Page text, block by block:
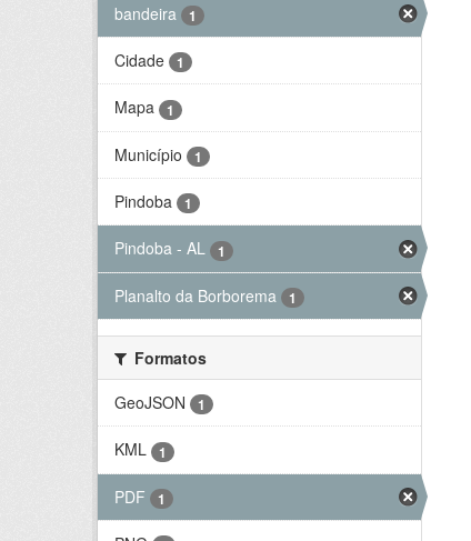
bandeira
1
Cidade 1
Mapa 1
Município 1
Pindoba 1
Pindoba - AL 1
Planalto da Borborema 1
Formatos
GeoJSON
1
KML 1
PDF 1